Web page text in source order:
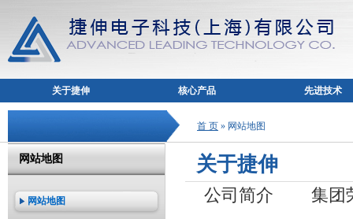
关于捷伸 核心产品 先进技术
首 页 » 网站地图
网站地图
网站地图
关于捷伸
公司简介 集团